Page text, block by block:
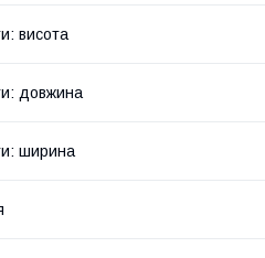
висота
довжина
ширина